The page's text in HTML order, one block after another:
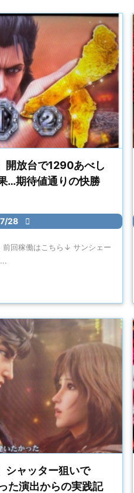
開放台で1290あべし
…期待値通りの快勝
28 
前回稼働はこちら↓ サンシェー
シャッター狙いで
た演出からの実践記